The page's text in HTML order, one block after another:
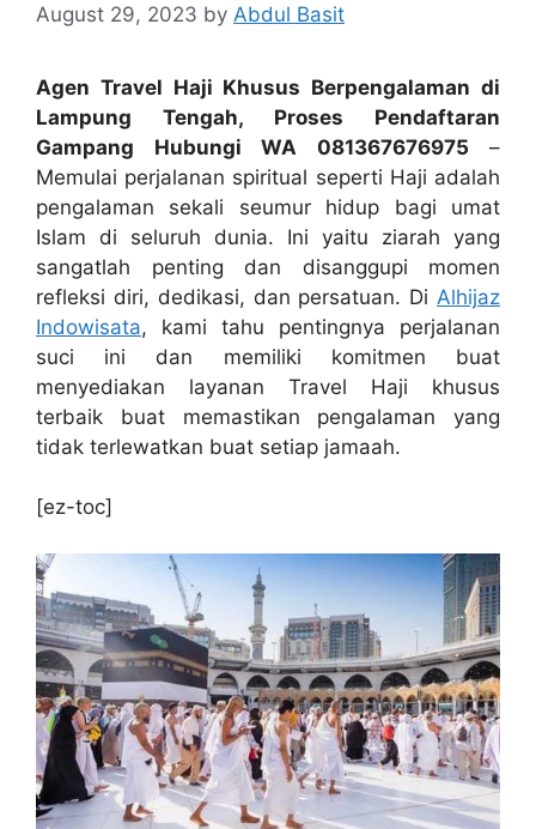
August 29, 2023 by Abdul Basit
Agen Travel Haji Khusus Berpengalaman di
Lampung Tengah, Proses Pendaftaran
Gampang Hubungi WA 081367676975 –
Memulai perjalanan spiritual seperti Haji adalah
pengalaman sekali seumur hidup bagi umat
Islam di seluruh dunia. Ini yaitu ziarah yang
sangatlah penting dan disanggupi momen
refleksi diri, dedikasi, dan persatuan. Di Alhijaz
Indowisata, kami tahu pentingnya perjalanan
suci ini dan memiliki komitmen buat
menyediakan layanan Travel Haji khusus
terbaik buat memastikan pengalaman yang
tidak terlewatkan buat setiap jamaah.
[ez-toc]